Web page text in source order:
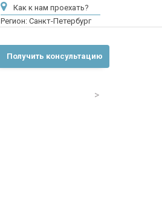
Как к нам проехать?
Регион: Санкт-Петербург
Получить консультацию
>